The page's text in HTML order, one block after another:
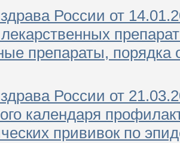
России от
препараты,
России от
календаря
прививок по